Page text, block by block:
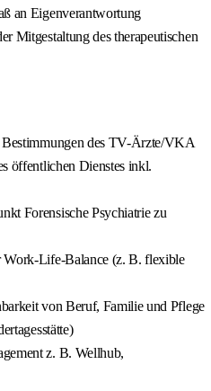
an Eigenverantwortung
Mitgestaltung des therapeutischen
des TV-Ärzte/VKA
öffentlichen Dienstes inkl.
Forensische Psychiatrie zu
Work-Life-Balance (z. B. flexible
von Beruf, Familie und Pflege
z. B. Wellhub,